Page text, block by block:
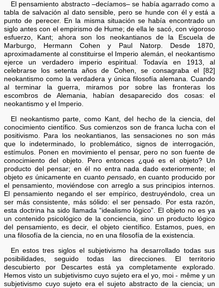
El pensamiento abstracto –decíamos– se había agarrado como a
tabla de salvación al dato sensible, pero se hunde con él y está a
punto de perecer. En la misma situación se había encontrado un
siglo antes con el empirismo de Hume; de ella le sacó, con vigoroso
esfuerzo, Kant; ahora son los neokantianos de la Escuela de
Marburgo, Hermann Cohen y Paul Natorp. Desde 1870,
aproximadamente al constituirse el Imperio alemán, el neokantismo
ejerce un verdadero imperio espiritual. Todavía en 1913, al
celebrarse los setenta años de Cohen, se consagraba el [82]
neokantismo como la verdadera y única filosofía alemana. Cuando
al terminar la guerra, miramos por sobre las fronteras los
escombros de Alemania, habían desaparecido dos cosas: el
neokantismo y el Imperio.
El neokantismo parte, como Kant, del hecho de la ciencia, del
conocimiento científico. Sus comienzos son de franca lucha con el
positivismo. Para los neokantianos, las sensaciones no son más
que lo indeterminado, lo problemático, signos de interrogación,
estímulos. Ponen en movimiento el pensar, pero no son fuente de
conocimiento del objeto. Pero entonces ¿qué es el objeto? Un
producto del pensar; en él no entra nada dado exteriormente; el
objeto esúnicamente en cuanto pensado, en cuanto producido por
el pensamiento, moviéndose con arreglo a sus principios internos.
El pensamiento negando el ser empírico, destruyéndolo, crea un
ser más consistente, más sólido: el ser pensado. Por esta razón,
esta doctrina ha sido llamada “idealismo lógico”. El objeto no es ya
un contenido psicológico de la conciencia, sino un producto lógico
del pensamiento, es decir, el objeto científico. Estamos, pues, en
una filosofía de la ciencia, no en una filosofía de la existencia.
En estos tres siglos el subjetivismo ha desarrollado todas sus
posibilidades, seguido todas las direcciones. El territorio
descubierto por Descartes está ya completamente explorado.
Hemos visto un subjetivismo cuyo sujeto era el yo, moi - même y un
subjetivismo cuyo sujeto era el sujeto abstracto de la ciencia; un